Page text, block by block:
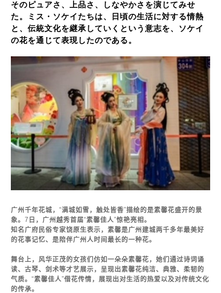
そのピュアさ、上品さ、しなやかさを演じてみせ
た。ミス・ソケイたちは、日頃の生活に対する情熱
と、伝統文化を継承していくという意志を、ソケイ
の花を通じて表現したのである。
广州千年花城， “满城如雪，触处皆香”描绘的是素馨花盛开的景
象。 7 日，广州越秀首届“素馨佳人”惊艳亮相。
知名广府民俗专家饶原生表示，素馨是广州建城两千多年最美好
的花事记忆、是陪伴广州人 时间 最长的一种花。
舞台上， 风华正茂的女孩们 仿如一朵朵素馨花，她们 通过诗词诵
读、古琴、 剑术等才艺展示，呈现出素馨花纯洁、典雅、柔韧的
气质。 “素馨佳人”借花传情，展现出 对生活的热爱以及对传统文化
的传承。